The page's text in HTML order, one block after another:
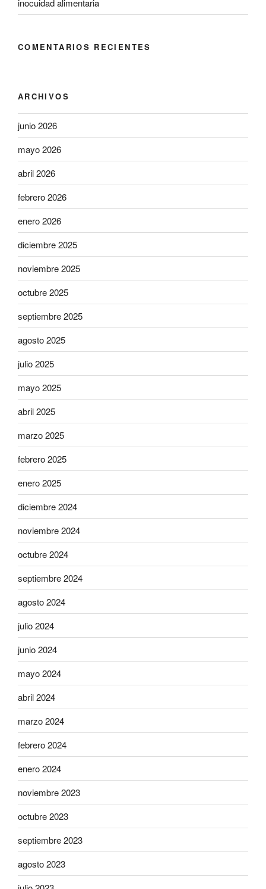
COMENTARIOS RECIENTES
ARCHIVOS
junio 2026
mayo 2026
abril 2026
febrero 2026
enero 2026
diciembre 2025
noviembre 2025
octubre 2025
septiembre 2025
agosto 2025
julio 2025
mayo 2025
abril 2025
marzo 2025
febrero 2025
enero 2025
diciembre 2024
noviembre 2024
octubre 2024
septiembre 2024
agosto 2024
julio 2024
junio 2024
mayo 2024
abril 2024
marzo 2024
febrero 2024
enero 2024
noviembre 2023
octubre 2023
septiembre 2023
agosto 2023